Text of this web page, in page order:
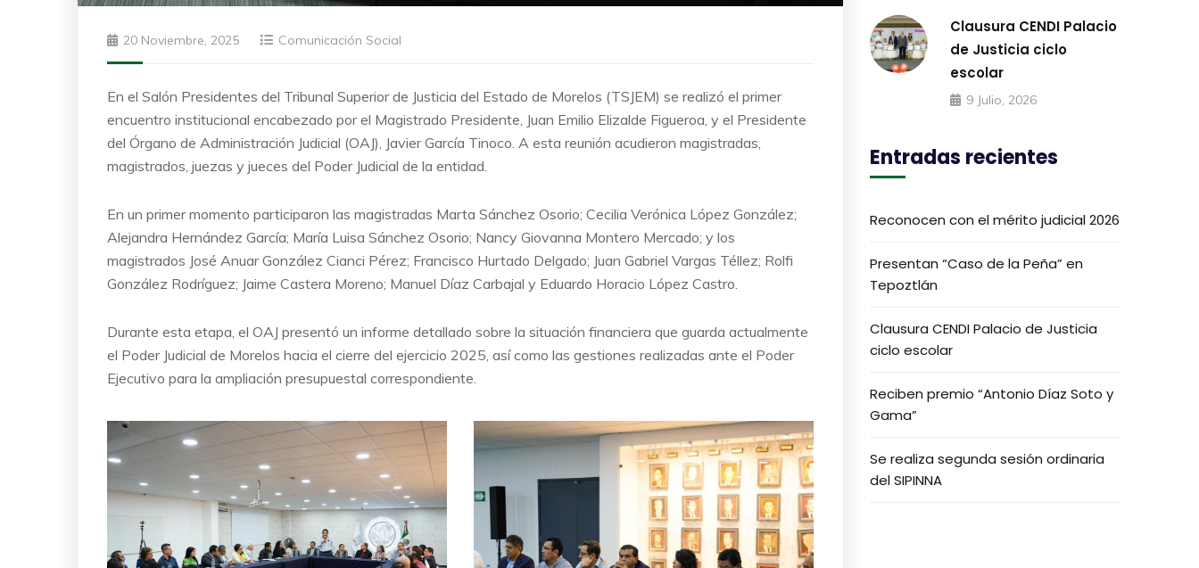
20 Noviembre, 2025 Comunicación Social
En el Salón Presidentes del Tribunal Superior de Justicia del Estado de Morelos (TSJEM) se realizó el primer
encuentro institucional encabezado por el Magistrado Presidente, Juan Emilio Elizalde Figueroa, y el Presidente
del Órgano de Administración Judicial (OAJ), Javier García Tinoco. A esta reunión acudieron magistradas,
magistrados, juezas y jueces del Poder Judicial de la entidad.
En un primer momento participaron las magistradas Marta Sánchez Osorio; Cecilia Verónica López González;
Alejandra Hernández García; María Luisa Sánchez Osorio; Nancy Giovanna Montero Mercado; y los
magistrados José Anuar González Cianci Pérez; Francisco Hurtado Delgado; Juan Gabriel Vargas Téllez; Rolfi
González Rodríguez; Jaime Castera Moreno; Manuel Díaz Carbajal y Eduardo Horacio López Castro.
Durante esta etapa, el OAJ presentó un informe detallado sobre la situación financiera que guarda actualmente
el Poder Judicial de Morelos hacia el cierre del ejercicio 2025, así como las gestiones realizadas ante el Poder
Ejecutivo para la ampliación presupuestal correspondiente.
Clausura CENDI Palacio
de Justicia ciclo
escolar
9 Julio, 2026
Entradas recientes
Reconocen con el mérito judicial 2026
Presentan “Caso de la Peña” en
Tepoztlán
Clausura CENDI Palacio de Justicia
ciclo escolar
Reciben premio “Antonio Díaz Soto y
Gama”
Se realiza segunda sesión ordinaria
del SIPINNA